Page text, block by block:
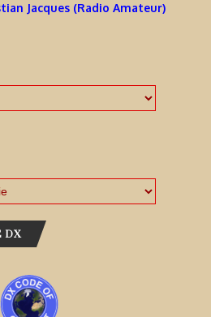
Jacques (Radio Amateur)
DX